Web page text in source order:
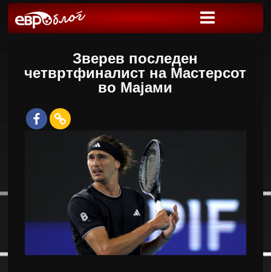
Зверев последен
четвртфиналист на Мастерсот
во Мајами